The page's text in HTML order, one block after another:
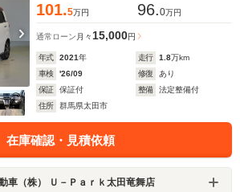
101.5万円 96.0万円
通常ローン 月々15,000円
年式 2021年 走行 1.8万km
車検
'26/09 修復
あり
保証
保証付 整備
法定整備付
住所
群馬県太田市
在庫確認・見積依頼
車（株） Ｕ－Ｐａｒｋ太田竜舞店